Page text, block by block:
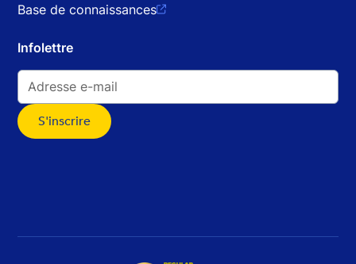
Base de connaissances
Infolettre